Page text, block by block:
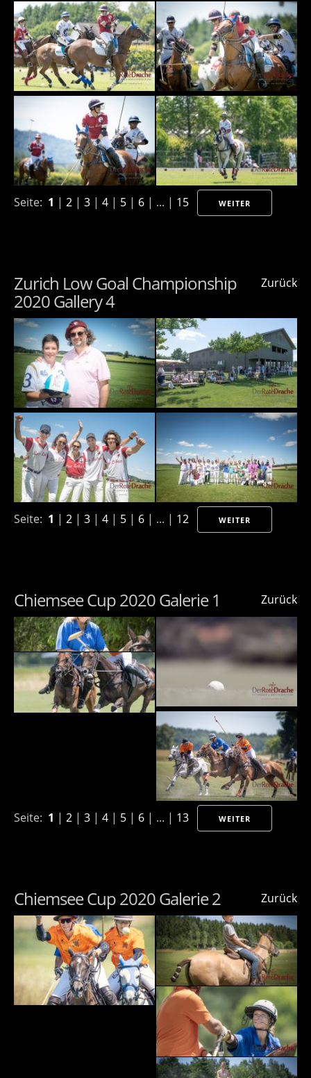
Seite: 1 | 2 | 3 | 4 | 5 | 6 | ... | 15 WEITER
Zurück
Zurich Low Goal Championship
2020 Gallery 4
Seite: 1 | 2 | 3 | 4 | 5 | 6 | ... | 12 WEITER
Zurück
Chiemsee Cup 2020 Galerie 1
Seite: 1 | 2 | 3 | 4 | 5 | 6 | ... | 13 WEITER
Zurück
Chiemsee Cup 2020 Galerie 2